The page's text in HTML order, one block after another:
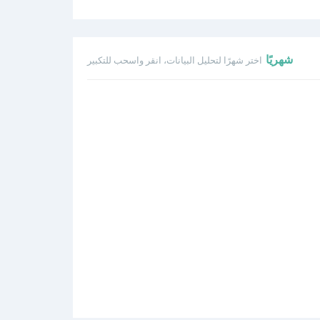
شهريًا اختر شهرًا لتحليل البيانات، انقر واسحب للتكبير